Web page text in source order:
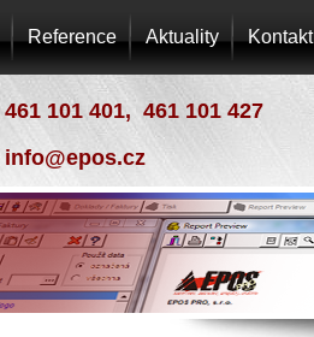
Reference Aktuality Kontakt
461 101 401, 461 101 427
info@epos.cz